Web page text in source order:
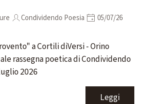
Condividendo Poesia
05/07/26
a Cortili diVersi - Orino
rassegna poetica di Condividendo
2026
Leggi